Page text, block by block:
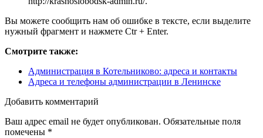
Вы можете сообщить нам об ошибке в тексте, если выделите
нужный фрагмент и нажмете Ctr + Enter.
Смотрите также:
Администрация в Котельниково: адреса и контакты
Адреса и телефоны администрации в Ленинске
Добавить комментарий
Ваш адрес email не будет опубликован. Обязательные поля
помечены *